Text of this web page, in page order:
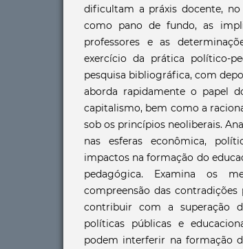
dificultam a práxis docente,
como pano de fundo, as
professores e as
exercício da prática político-
pesquisa bibliográfica, com
aborda rapidamente o papel
capitalismo, bem como a
sob os princípios neoliberais.
nas esferas econômica,
impactos na formação do
pedagógica. Examina os
compreensão das
contribuir com a superação
políticas públicas e
podem interferir na formação